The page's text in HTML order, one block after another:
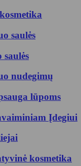
saulės
saulės
nudegimų
lūpoms
Įdegiui
kosmetika